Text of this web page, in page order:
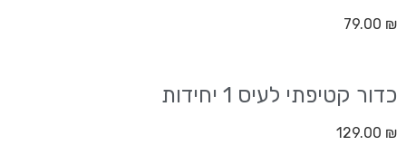
79.00 ₪
כדור קטיפתי לעיס 1 יחידות
129.00 ₪